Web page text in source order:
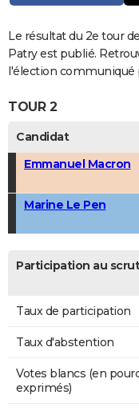
S'inscrire
Se connecter
Lycées
Collèges
Primaires
Universités
Entreprises
Service militaire
Avis de recherche
AVIS DE DÉCÈS
Bricolage
Lifestyle
Culture
Sport
Auto
Television
Voyage
Cinema
Le résultat du 2e tour
Patry est publié.
l'élection communiqué
TOUR 2
Candidat
Emmanuel Macron
Marine Le Pen
Participation au
Taux de participation
Taux d'abstention
Votes blancs (en
exprimés)